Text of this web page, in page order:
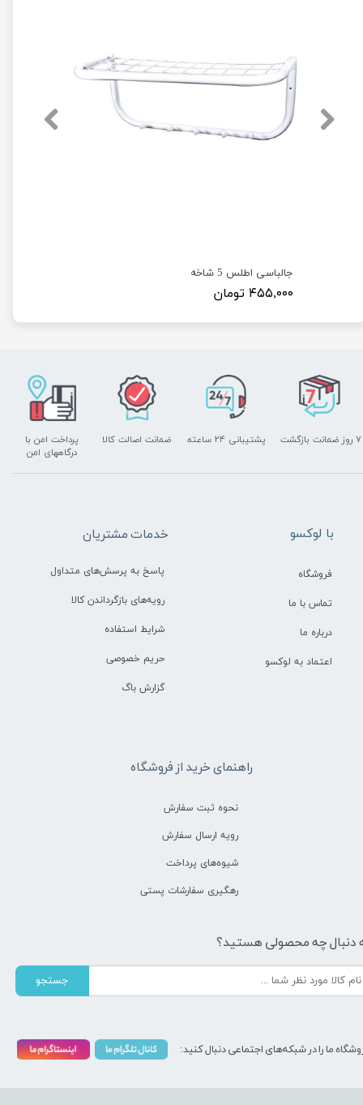
جالباسی اطلس 5 شاخه
۴۵۵,۰۰۰ تومان
پشتیبانی ۲۴ ساعته
پرداخت امن با
درگاههای امن
۷ روز ضمانت بازگشت ضمانت اصالت کالا
راهنمای خرید از فروشگاه
نحوه ثبت سفارش
رویه ارسال سفارش
شیوه‌های پرداخت
رهگیری سفارشات پستی
خدمات مشتریان
پاسخ به پرسش‌های متداول
رویه‌های بازگرداندن کالا
شرایط استفاده
حریم خصوصی
گزارش باگ
​با لوکسو
فروشگاه
تماس با ما
درباره ما
اعتماد به لوکسو
دنبال چه محصولی هستید؟
جستجو
ما را در شبکه‌های اجتماعی دنبال کنید: